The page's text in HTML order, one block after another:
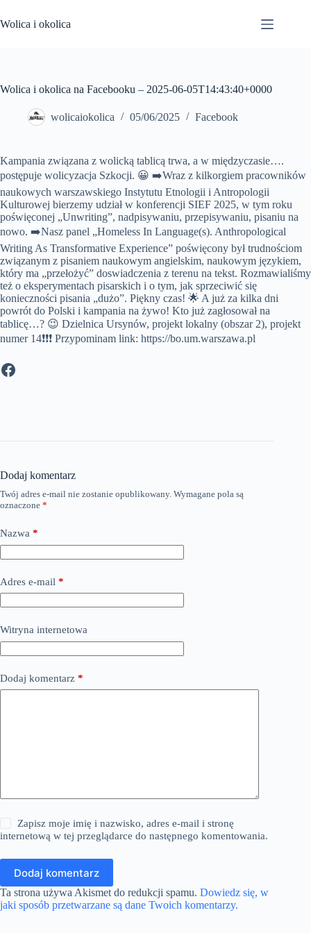
do
treści
Wolica i okolica
Wolica i okolica na Facebooku – 2025-06-05T14:43:40+0000
wolicaiokolica 05/06/2025 Facebook
Kampania związana z wolicką tablicą trwa, a w międzyczasie….
postępuje wolicyzacja Szkocji. 😀 ➡️Wraz z kilkorgiem pracowników
naukowych warszawskiego Instytutu Etnologii i Antropologii
Kulturowej bierzemy udział w konferencji SIEF 2025, w tym roku
poświęconej „Unwriting”, nadpisywaniu, przepisywaniu, pisaniu na
nowo. ➡️Nasz panel „Homeless In Language(s). Anthropological
Writing As Transformative Experience” poświęcony był trudnościom
związanym z pisaniem naukowym angielskim, naukowym językiem,
który ma „przełożyć” doswiadczenia z terenu na tekst. Rozmawialiśmy
też o eksperymentach pisarskich i o tym, jak sprzeciwić się
konieczności pisania „dużo”. Piękny czas! 🌟 A już za kilka dni
powrót do Polski i kampania na żywo! Kto już zagłosował na
tablicę…? 😉 Dzielnica Ursynów, projekt lokalny (obszar 2), projekt
numer 14❗️❗️❗️ Przypominam link: https://bo.um.warszawa.pl
Facebook
Dodaj komentarz
Twój adres e-mail nie zostanie opublikowany. Wymagane pola są
oznaczone *
Nazwa *
Adres e-mail *
Witryna internetowa
Dodaj komentarz *
Zapisz moje imię i nazwisko, adres e-mail i stronę
internetową w tej przeglądarce do następnego komentowania.
Dodaj komentarz
Ta strona używa Akismet do redukcji spamu. Dowiedz się, w
jaki sposób przetwarzane są dane Twoich komentarzy.